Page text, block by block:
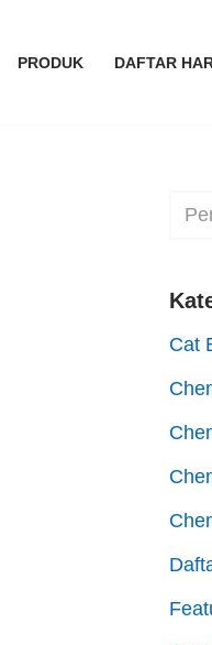
PRODUK DAFTAR
Cat